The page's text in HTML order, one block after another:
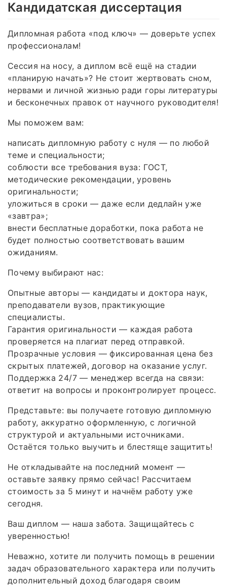
Кандидатская диссертация
Дипломная работа «под ключ» — доверьте успех
профессионалам!
Сессия на носу, а диплом всё ещё на стадии
«планирую начать»? Не стоит жертвовать сном,
нервами и личной жизнью ради горы литературы
и бесконечных правок от научного руководителя!
Мы поможем вам:
написать дипломную работу с нуля — по любой
теме и специальности;
соблюсти все требования вуза: ГОСТ,
методические рекомендации, уровень
оригинальности;
уложиться в сроки — даже если дедлайн уже
«завтра»;
внести бесплатные доработки, пока работа не
будет полностью соответствовать вашим
ожиданиям.
Почему выбирают нас:
Опытные авторы — кандидаты и доктора наук,
преподаватели вузов, практикующие
специалисты.
Гарантия оригинальности — каждая работа
проверяется на плагиат перед отправкой.
Прозрачные условия — фиксированная цена без
скрытых платежей, договор на оказание услуг.
Поддержка 24/7 — менеджер всегда на связи:
ответит на вопросы и проконтролирует процесс.
Представьте: вы получаете готовую дипломную
работу, аккуратно оформленную, с логичной
структурой и актуальными источниками.
Остаётся только выучить и блестяще защитить!
Не откладывайте на последний момент —
оставьте заявку прямо сейчас! Рассчитаем
стоимость за 5 минут и начнём работу уже
сегодня.
Ваш диплом — наша забота. Защищайтесь с
уверенностью!
Неважно, хотите ли получить помощь в решении
задач образовательного характера или получить
дополнительный доход благодаря своим